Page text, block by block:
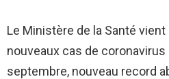
Le Ministère de la Santé vient
nouveaux cas de coronavirus
septembre, nouveau record